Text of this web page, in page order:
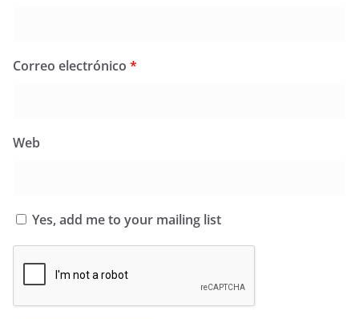
Correo electrónico *
Web
Yes, add me to your mailing list